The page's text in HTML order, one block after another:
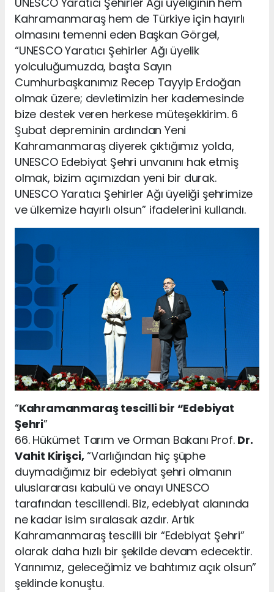
Kahramanmaraş hem de Türkiye için hayırlı
olmasını temenni eden Başkan Görgel,
“UNESCO Yaratıcı Şehirler Ağı üyelik
yolculuğumuzda, başta Sayın
Cumhurbaşkanımız Recep Tayyip Erdoğan
olmak üzere; devletimizin her kademesinde
bize destek veren herkese müteşekkirim. 6
Şubat depreminin ardından Yeni
Kahramanmaraş diyerek çıktığımız yolda,
UNESCO Edebiyat Şehri unvanını hak etmiş
olmak, bizim açımızdan yeni bir durak.
UNESCO Yaratıcı Şehirler Ağı üyeliği şehrimize
ve ülkemize hayırlı olsun” ifadelerini kullandı.
“Kahramanmaraş tescilli bir “Edebiyat
Şehri”
66. Hükümet Tarım ve Orman Bakanı Prof. Dr.
Vahit Kirişci,“Varlığından hiç şüphe
duymadığımız bir edebiyat şehri olmanın
uluslararası kabulü ve onayı UNESCO
tarafından tescillendi. Biz, edebiyat alanında
ne kadar isim sıralasak azdır. Artık
Kahramanmaraş tescilli bir “Edebiyat Şehri”
olarak daha hızlı bir şekilde devam edecektir.
Yarınımız, geleceğimiz ve bahtımız açık olsun”
şeklinde konuştu.